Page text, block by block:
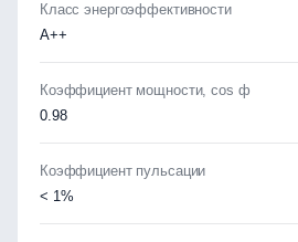
Класс энергоэффективности
А++
Коэффициент мощности, cos ф
0.98
Коэффициент пульсации
< 1%